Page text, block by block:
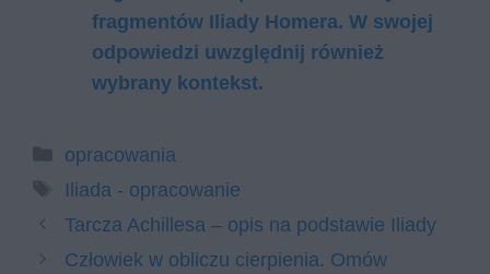
fragmentów Iliady Homera. W swojej
odpowiedzi uwzględnij również
wybrany kontekst.
Kategorie
opracowania
Tagi
Iliada - opracowanie
Tarcza Achillesa – opis na podstawie Iliady
Człowiek w obliczu cierpienia. Omów